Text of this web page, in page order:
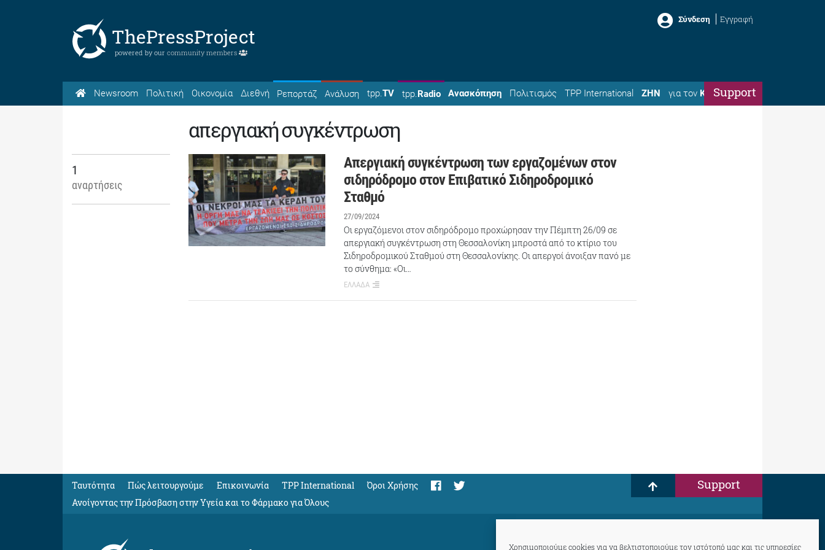
Χρησιμοποιούμε cookies για να βελτιστοποιούμε τον ιστότοπό μας και τις υπηρεσίες
ThePressProject
powered by our community members
Σύνδεση Εγγραφή
Newsroom Πολιτική Οικονομία Διεθνή Ρεπορτάζ Ανάλυση tpp.TV tpp.Radio Ανασκόπηση Πολιτισμός TPP International ΖΗΝ για τον ΚώσταSupport
απεργιακή συγκέντρωση
1
αναρτήσεις
Απεργιακή συγκέντρωση των εργαζομένων στον
σιδηρόδρομο στον Επιβατικό Σιδηροδρομικό
Σταθμό
27/09/2024
Οι εργαζόμενοι στον σιδηρόδρομο προχώρησαν την Πέμπτη 26/09 σε
απεργιακή συγκέντρωση στη Θεσσαλονίκη μπροστά από το κτίριο του
Σιδηροδρομικού Σταθμού στη Θεσσαλονίκης. Οι απεργοί άνοιξαν πανό με
το σύνθημα: «Οι…
ΕΛΛΑΔΑ
Ταυτότητα Πώς λειτουργούμε Eπικοινωνία TPP International
Όροι Χρήσης
Ανοίγοντας την Πρόσβαση στην Υγεία και το Φάρμακο για Όλους
Support